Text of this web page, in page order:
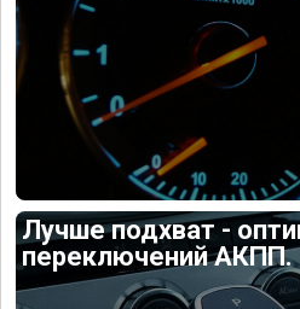
Лучше подхват -
переключений АКПП.